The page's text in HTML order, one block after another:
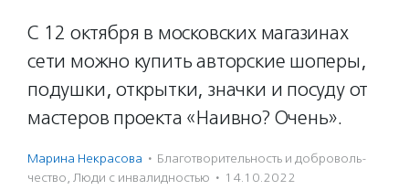
С 12 октября в московских магазинах
сети можно купить авторские шоперы,
подушки, открытки, значки и посуду от
мастеров проекта «Наивно? Очень».
Марина Некрасова · Благотвори­тель­ность и доброволь­
чест­во, Люди с инвалидностью · 14.10.2022